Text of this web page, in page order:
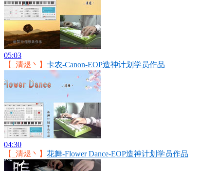
05:03
【_清煜丶】 卡农-Canon-EOP造神计划学员作品
04:30
【_清煜丶】 花舞-Flower Dance-EOP造神计划学员作品